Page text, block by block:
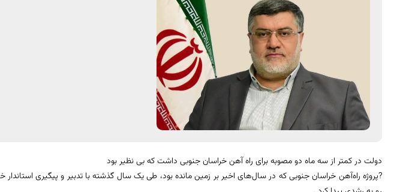
دولت در کمتر از سه ماه دو مصوبه برای راه آهن خراسان جنوبی داشت که بی نظیر بود
?پروژه راه‌آهن خراسان جنوبی که در سال‌های اخیر بر زمین مانده بود، طی یک سال گذشته با تدبیر و پیگیری استاندار